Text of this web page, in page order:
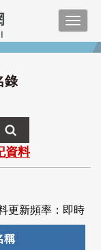
錄
資料
更新頻率：即時
稱